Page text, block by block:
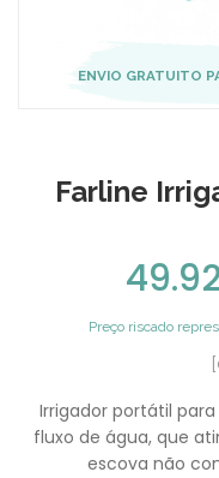
ENVIO GRATUITO
Farline
Preço riscado
Irrigador portátil
fluxo de água, que
escova não